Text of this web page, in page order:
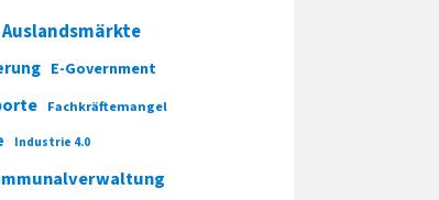
Auslandsmärkte
E-Government
Fachkräftemangel
Industrie 4.0